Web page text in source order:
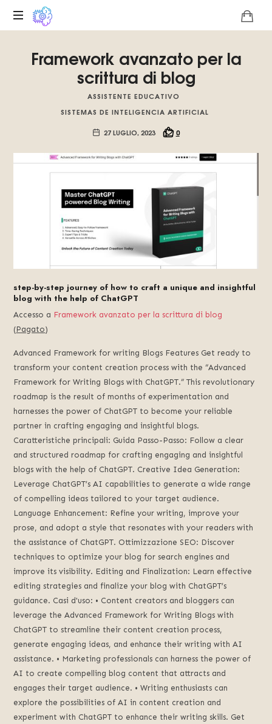
digitale
sull'unicità
l'intelligenza
artificiale
Framework avanzato per la
scrittura di blog
ASSISTENTE EDUCATIVO
SISTEMAS DE INTELIGENCIA ARTIFICIAL
27 LUGLIO, 2023
0
step-by-step journey of how to craft a unique and insightful
blog with the help of ChatGPT
Accesso a Framework avanzato per la scrittura di blog
(Pagato)
Advanced Framework for writing Blogs Features Get ready to
transform your content creation process with the “Advanced
Framework for Writing Blogs with ChatGPT.”This revolutionary
roadmap is the result of months of experimentation and
harnesses the power of ChatGPT to become your reliable
partner in crafting engaging and insightful blogs.
Caratteristiche principali: Guida Passo-Passo: Follow a clear
and structured roadmap for crafting engaging and insightful
blogs with the help of ChatGPT. Creative Idea Generation:
Leverage ChatGPT’s AI capabilities to generate a wide range
of compelling ideas tailored to your target audience.
Language Enhancement: Refine your writing,improve your
prose, and adopt a style that resonates with your readers with
the assistance of ChatGPT. Ottimizzazione SEO: Discover
techniques to optimize your blog for search engines and
improve its visibility. Editing and Finalization: Learn effective
editing strategies and finalize your blog with ChatGPT’s
guidance. Casi d'uso: • Content creators and bloggers can
leverage the Advanced Framework for Writing Blogs with
ChatGPT to streamline their content creation process,
generate engaging ideas, and enhance their writing with AI
assistance. • Marketing professionals can harness the power of
AI to create compelling blog content that attracts and
engages their target audience. • Writing enthusiasts can
explore the possibilities of AI in content creation and
experiment with ChatGPT to enhance their writing skills. Get